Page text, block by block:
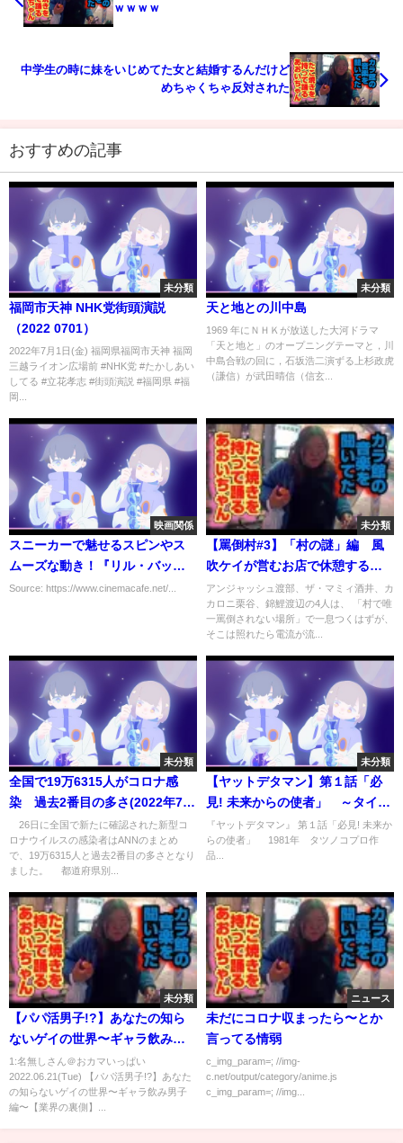
ｗｗｗｗ
中学生の時に妹をいじめてた女と結婚するんだけど
めちゃくちゃ反対された
おすすめの記事
未分類
福岡市天神 NHK党街頭演説
（2022 0701）
2022年7月1日(金) 福岡県福岡市天神 福岡
三越ライオン広場前 #NHK党 #たかしあい
してる #立花孝志 #街頭演説 #福岡県 #福
岡...
未分類
天と地との川中島
1969 年にＮＨＫが放送した大河ドラマ
「天と地と」のオープニングテーマと，川
中島合戦の回に，石坂浩二演ずる上杉政虎
（謙信）が武田晴信（信玄...
映画関係
スニーカーで魅せるスピンやス
ムーズな動き！『リル・バッ
ク』ショート予告
Source: https://www.cinemacafe.net/...
未分類
【罵倒村#3】「村の謎」編 風
吹ケイが営むお店で休憩するは
ずが電流地獄！？罵倒祭で村の
謎が解き明かされる！
アンジャッシュ渡部、ザ・マミィ酒井、カ
カロニ栗谷、錦鯉渡辺の4人は、 「村で唯
一罵倒されない場所」で一息つくはずが、
そこは照れたら電流が流...
未分類
全国で19万6315人がコロナ感
染 過去2番目の多さ(2022年7月
27日)
26日に全国で新たに確認された新型コ
ロナウイルスの感染者はANNのまとめ
で、19万6315人と過去2番目の多さとなり
ました。 都道府県別...
未分類
【ヤットデタマン】第１話「必
見! 未来からの使者」 ～タイム
ボカンシリーズ～ #タツノコ #
名作アニメ #ヤットデタマン #タ
イムボカン
『ヤットデタマン』 第１話「必見! 未来か
らの使者」 1981年 タツノコプロ作
品...
未分類
【パパ活男子!?】あなたの知ら
ないゲイの世界〜ギャラ飲み男
子編〜【業界の裏側】
1:名無しさん＠おカマいっぱい
2022.06.21(Tue) 【パパ活男子!?】あなた
の知らないゲイの世界〜ギャラ飲み男子
編〜【業界の裏側】...
ニュース
未だにコロナ収まったら〜とか
言ってる情弱
c_img_param=; //img-
c.net/output/category/anime.js
c_img_param=; //img...